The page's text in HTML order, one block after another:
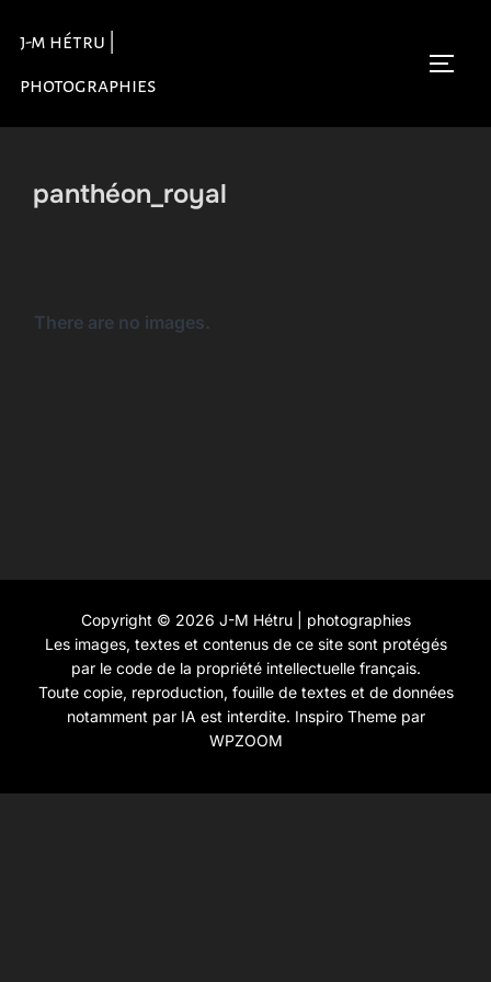
contenu
j-m hétru |
photographies
panthéon_royal
There are no images.
Copyright © 2026 J-M Hétru | photographies
Les images, textes et contenus de ce site sont protégés
par le code de la propriété intellectuelle français.
Toute copie, reproduction, fouille de textes et de données
notamment par IA est interdite. Inspiro Themepar
WPZOOM